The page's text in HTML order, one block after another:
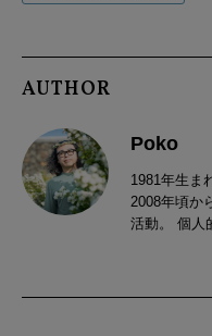
AUTHOR
Poko
1981年生ま
2008年頃か
活動。 個人
中で苦しん